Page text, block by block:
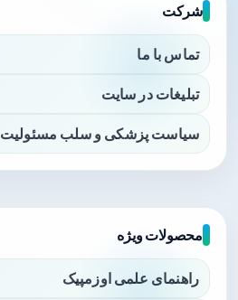
شرکت
تماس با ما
تبلیغات در سایت
سیاست پزشکی و سلب مسئولیت
محصولات ویژه
راهنمای علمی اوزمپیک